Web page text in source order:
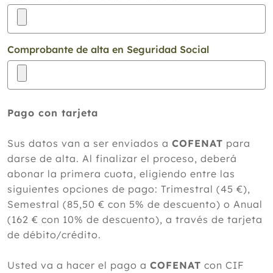
Comprobante de alta en Seguridad Social
Pago con tarjeta
Sus datos van a ser enviados a COFENAT para
darse de alta. Al finalizar el proceso, deberá
abonar la primera cuota, eligiendo entre las
siguientes opciones de pago: Trimestral (45 €),
Semestral (85,50 € con 5% de descuento) o Anual
(162 € con 10% de descuento), a través de tarjeta
de débito/crédito.
Usted va a hacer el pago a COFENAT con CIF